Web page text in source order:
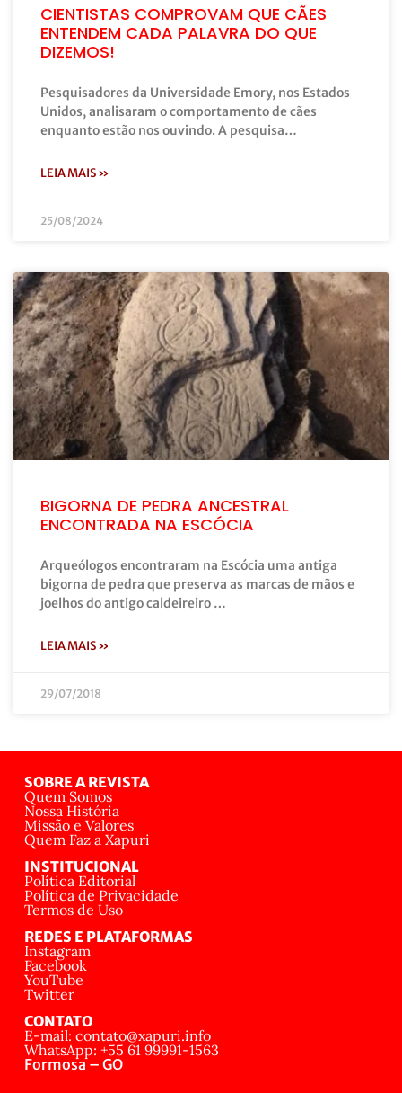
CIENTISTAS COMPROVAM QUE CÃES
ENTENDEM CADA PALAVRA DO QUE
DIZEMOS!
Pesquisadores da Universidade Emory, nos Estados
Unidos, analisaram o comportamento de cães
enquanto estão nos ouvindo. A pesquisa…
LEIA MAIS »
25/08/2024
BIGORNA DE PEDRA ANCESTRAL
ENCONTRADA NA ESCÓCIA
Arqueólogos encontraram na Escócia uma antiga
bigorna de pedra que preserva as marcas de mãos e
joelhos do antigo caldeireiro …
LEIA MAIS »
29/07/2018
SOBRE A REVISTA
Quem Somos
Nossa História
Missão e Valores
Quem Faz a Xapuri
INSTITUCIONAL
Política Editorial
Política de Privacidade
Termos de Uso
REDES E PLATAFORMAS
Instagram
Facebook
YouTube
Twitter
CONTATO
E-mail: contato@xapuri.info
WhatsApp: +55 61 99991-1563
Formosa – GO